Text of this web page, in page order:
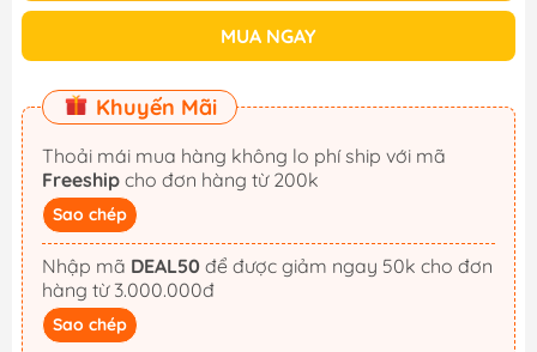
MUA NGAY
Khuyến Mãi
Thoải mái mua hàng không lo phí ship với mã
Freeship cho đơn hàng từ 200k
Sao chép
Nhập mã DEAL50
hàng từ 3.000.000đ
Sao chép